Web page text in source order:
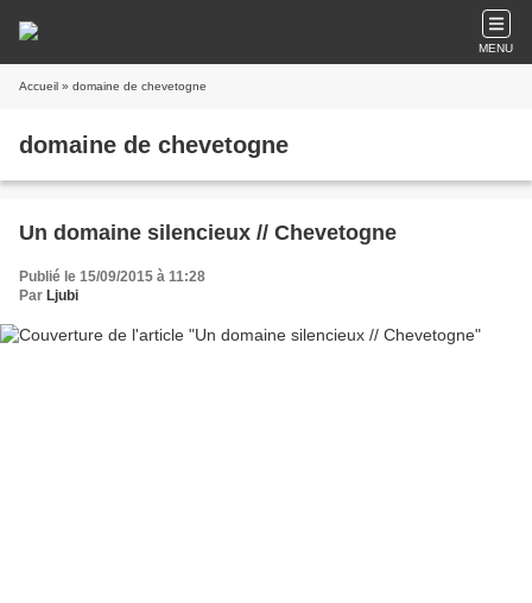
MENU
Accueil » domaine de chevetogne
domaine de chevetogne
Un domaine silencieux // Chevetogne
Publié le 15/09/2015 à 11:28
Par Ljubi